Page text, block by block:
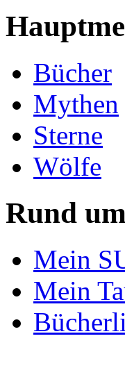
Bücher
Mythen
Sterne
Wölfe
Rund
Mein
Mein